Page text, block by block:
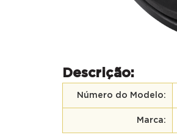
Descrição:
Número do Modelo:
Marca: